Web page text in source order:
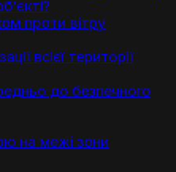
проти вітру
всієї території
до безпечного
на межі зони